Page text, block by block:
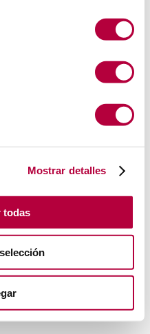
Mostrar detalles
todas